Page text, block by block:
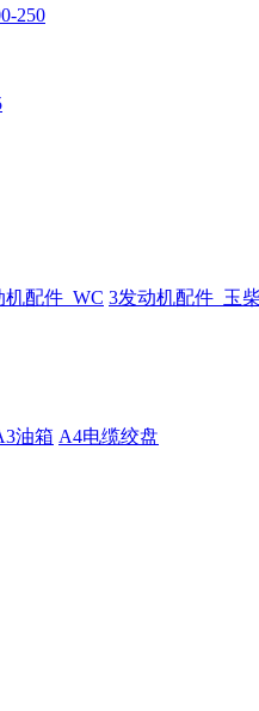
250
机配件_WC 3发动机配件_玉
油箱 A4电缆绞盘